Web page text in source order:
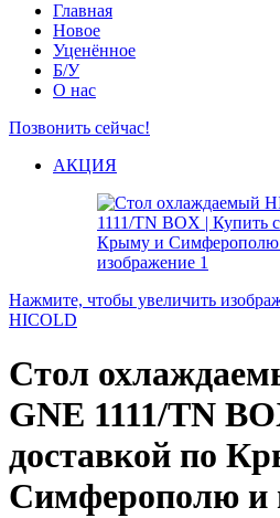
Главная
Новое
Уценённое
Б/У
О нас
Позвонить сейчас!
АКЦИЯ
Нажмите, чтобы увеличить
HICOLD
Стол
GNE 1111/TN
доставкой по
Симферополю и